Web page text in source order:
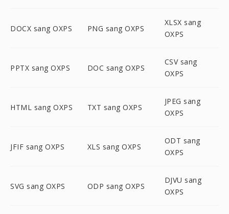
DOCX sang OXPS PNG sang OXPS
XLSX sang
OXPS
PPTX sang OXPS DOC sang OXPS
CSV sang
OXPS
HTML sang OXPS TXT sang OXPS
JPEG sang
OXPS
JFIF sang OXPS XLS sang OXPS
ODT sang
OXPS
SVG sang OXPS ODP sang OXPS
DJVU sang
OXPS